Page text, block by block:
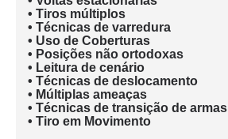
• Tiros múltiplos
• Técnicas de varredura
• Uso de Coberturas
• Posições não ortodoxas
• Leitura de cenário
• Técnicas de deslocamento
• Múltiplas ameaças
• Técnicas de transição de armas
• Tiro em Movimento